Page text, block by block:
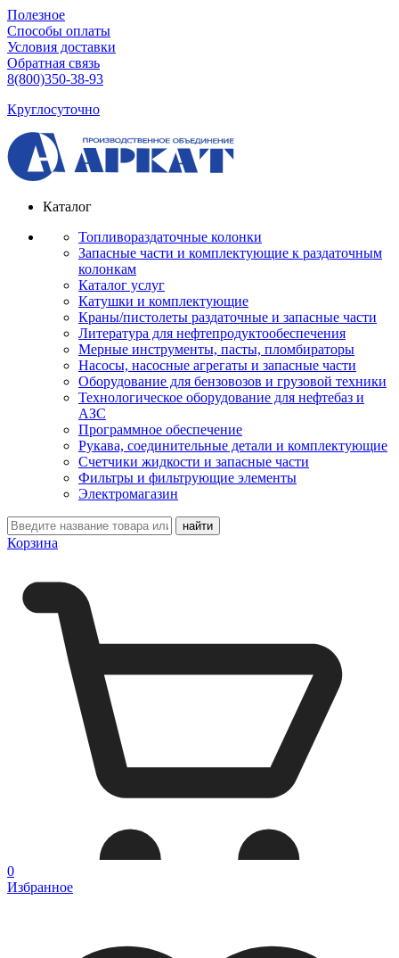
Полезное
Способы оплаты
Условия доставки
Обратная связь
8(800)350-38-93
Круглосуточно
Каталог
Топливораздаточные колонки
Запасные части и комплектующие к раздаточным
колонкам
Каталог услуг
Катушки и комплектующие
Краны/пистолеты раздаточные и запасные части
Литература для нефтепродуктообеспечения
Мерные инструменты, пасты, пломбираторы
Насосы, насосные агрегаты и запасные части
Оборудование для бензовозов и грузовой техники
Технологическое оборудование для нефтебаз и
АЗС
Программное обеспечение
Рукава, соединительные детали и комплектующие
Счетчики жидкости и запасные части
Фильтры и фильтрующие элементы
Электромагазин
Корзина
0
Избранное